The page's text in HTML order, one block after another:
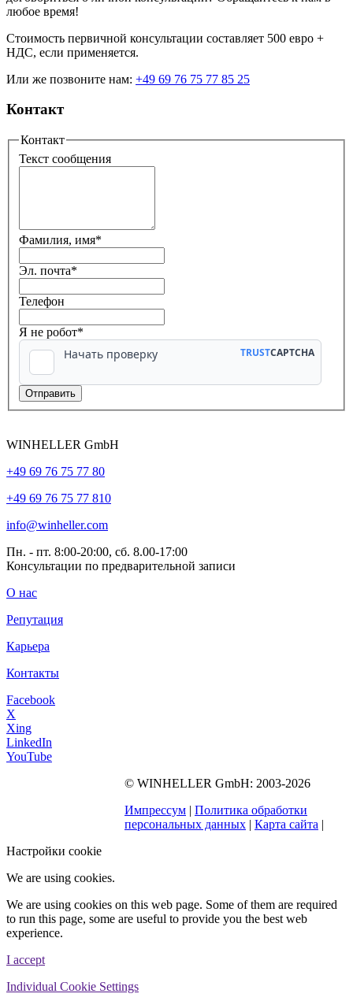
любое время!
Стоимость первичной консультации составляет 500 евро +
НДС, если применяется.
Или же позвоните нам: +49 69 76 75 77 85 25
Контакт
Контакт
Текст сообщения
Фамилия, имя*
Эл. почта*
Телефон
Я не робот*
WINHELLER GmbH
+49 69 76 75 77 80
+49 69 76 75 77 810
info@winheller.com
Пн. - пт. 8:00-20:00, сб. 8.00-17:00
Консультации по предварительной записи
О нас
Репутация
Карьера
Контакты
Facebook
X
Xing
LinkedIn
YouTube
WINHELLER GmbH
© WINHELLER GmbH: 2003-2026
Импрессум | Политика обработки
персональных данных | Карта сайта |
Настройки cookie
We are using cookies.
We are using cookies on this web page. Some of them are required
to run this page, some are useful to provide you the best web
experience.
I accept
Individual Cookie Settings